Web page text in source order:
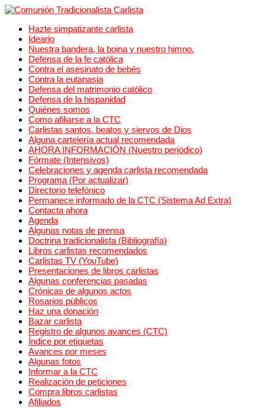
Hazte simpatizante carlista
Ideario
Nuestra bandera, la boina y nuestro himno.
Defensa de la fe católica
Contra el asesinato de bebés
Contra la eutanasia
Defensa del matrimonio católico
Defensa de la hispanidad
Quiénes somos
Como afiliarse a la CTC
Carlistas santos, beatos y siervos de Dios
Alguna cartelería actual recomendada
AHORA INFORMACIÓN (Nuestro periódico)
Fórmate (Intensivos)
Celebraciones y agenda carlista recomendada
Programa (Por actualizar)
Directorio telefónico
Permanece informado de la CTC (Sistema Ad Extra)
Contacta ahora
Agenda
Algunas notas de prensa
Doctrina tradicionalista (Bibliografía)
Libros carlistas recomendados
Carlistas TV (YouTube)
Presentaciones de libros carlistas
Algunas conferencias pasadas
Crónicas de algunos actos
Rosarios públicos
Haz una donación
Bazar carlista
Registro de algunos avances (CTC)
Índice por etiquetas
Avances por meses
Algunas fotos
Informar a la CTC
Realización de peticiones
Compra libros carlistas
Afiliados